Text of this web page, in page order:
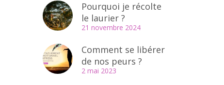
Pourquoi je récolte
le laurier ?
21 novembre 2024
Comment se libérer
de nos peurs ?
2 mai 2023